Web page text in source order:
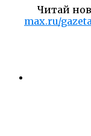
Читай
max.ru/